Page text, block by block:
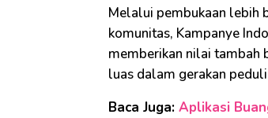
Melalui pembukaan lebih
komunitas, Kampanye
memberikan nilai tambah
luas dalam gerakan
Baca Juga: Aplikasi